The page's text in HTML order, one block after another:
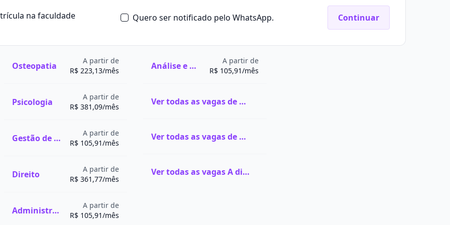
e cultural.
ou outros escritos
e racional;
e na moral;
tradições).
na faculdade
Quero ser notificado pelo WhatsApp. Continuar
Osteopatia
A partir de
R$ 223,13/mês
Psicologia
A partir de
R$ 381,09/mês
Gestão de Recursos Humanos
A partir de
R$ 105,91/mês
Direito
A partir de
R$ 361,77/mês
Administração
A partir de
R$ 105,91/mês
Análise e Desenvolvimento de Sistemas
A partir de
R$ 105,91/mês
Ver todas as vagas de Graduação na Celso Lisboa
Ver todas as vagas de Pós-graduação na Celso Lisboa
Ver todas as vagas A distância (EaD) na Celso Lisboa